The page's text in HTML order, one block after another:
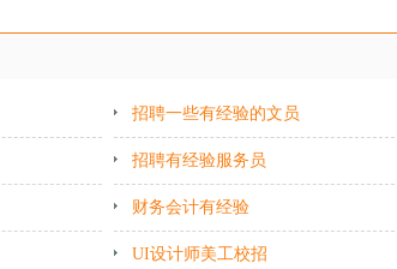
招聘一些有经验的文员
招聘有经验服务员
财务会计有经验
UI设计师美工校招